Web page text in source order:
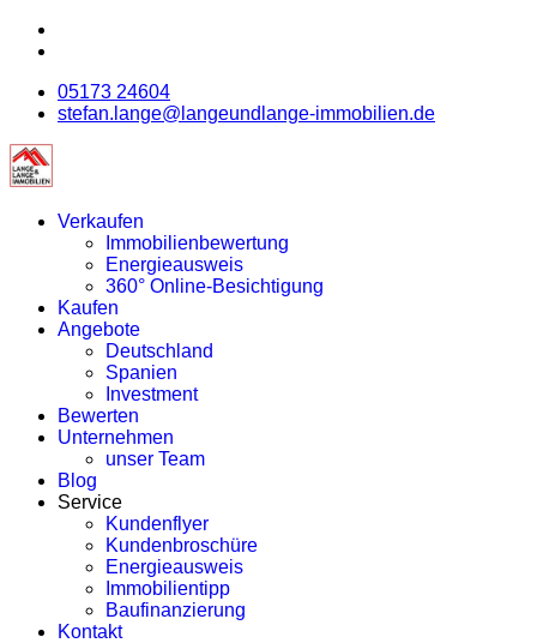
05173 24604
stefan.lange@langeundlange-immobilien.de
Verkaufen
Immobilienbewertung
Energieausweis
360° Online-Besichtigung
Kaufen
Angebote
Deutschland
Spanien
Investment
Bewerten
Unternehmen
unser Team
Blog
Service
Kundenflyer
Kundenbroschüre
Energieausweis
Immobilientipp
Baufinanzierung
Kontakt